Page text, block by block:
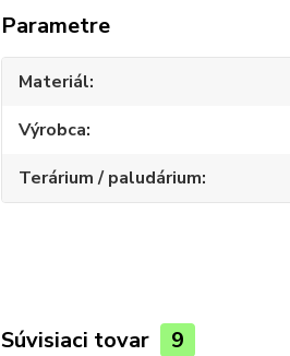
Parametre
Materiál
Výrobca
Terárium / paludárium
Súvisiaci tovar 9